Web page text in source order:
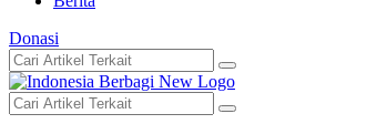
Donasi